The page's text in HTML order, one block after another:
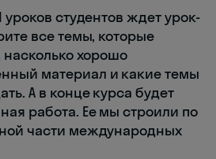
уроков студентов ждет урок-
все темы, которые
хорошо
материал и какие темы
А в конце курса будет
работа. Ее мы строили по
части международных